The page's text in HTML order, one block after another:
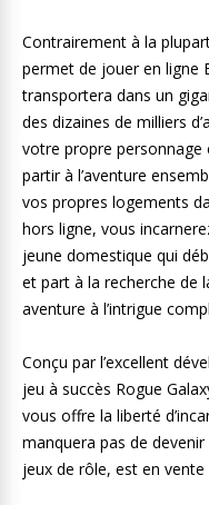
Contrairement à la
permet de jouer en ligne
transportera dans un
des dizaines de milliers
votre propre personnage
partir à l’aventure
vos propres logements
hors ligne, vous
jeune domestique qui
et part à la recherche de
aventure à l’intrigue
Conçu par l’excellent
jeu à succès Rogue
vous offre la liberté
manquera pas de
jeux de rôle, est en vente